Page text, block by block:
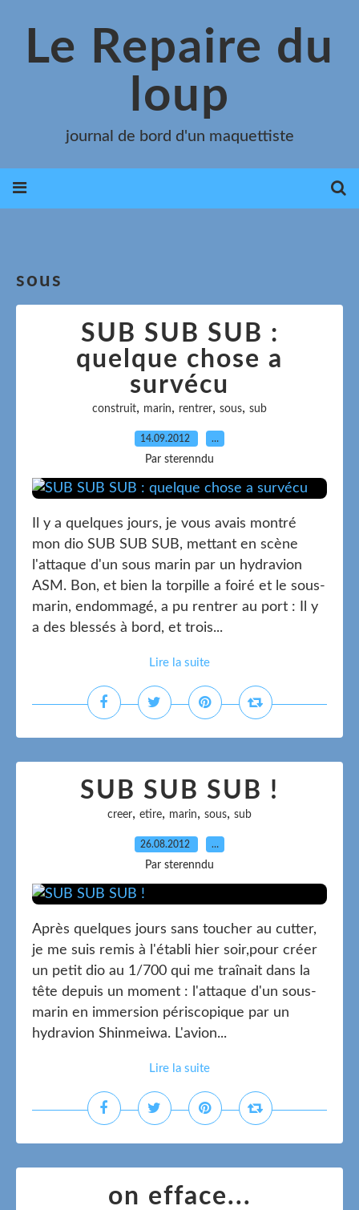
Le Repaire du
loup
journal de bord d'un maquettiste
sous
SUB SUB SUB :
quelque chose a
survécu
construit, marin, rentrer, sous, sub
14.09.2012 …
Par sterenndu
Il y a quelques jours, je vous avais montré
mon dio SUB SUB SUB, mettant en scène
l'attaque d'un sous marin par un hydravion
ASM. Bon, et bien la torpille a foiré et le sous-
marin, endommagé, a pu rentrer au port : Il y
a des blessés à bord, et trois...
Lire la suite
SUB SUB SUB !
creer, etire, marin, sous, sub
26.08.2012 …
Par sterenndu
Après quelques jours sans toucher au cutter,
je me suis remis à l'établi hier soir,pour créer
un petit dio au 1/700 qui me traînait dans la
tête depuis un moment : l'attaque d'un sous-
marin en immersion périscopique par un
hydravion Shinmeiwa. L'avion...
Lire la suite
on efface...